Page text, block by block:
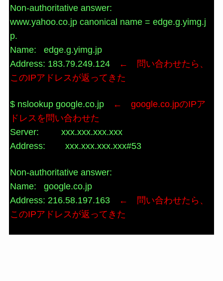
Non-authoritative answer:
www.yahoo.co.jp canonical name = edge.g.yimg.j
p.
Name: edge.g.yimg.jp
Address: 183.79.249.124
← 問い合わせたら、
このIPアドレスが返ってきた
$ nslookup google.co.jp
← google.co.jpのIPア
ドレスを問い合わせた
Server: xxx.xxx.xxx.xxx
Address: xxx.xxx.xxx.xxx#53
Non-authoritative answer:
Name: google.co.jp
Address: 216.58.197.163
← 問い合わせたら、
このIPアドレスが返ってきた